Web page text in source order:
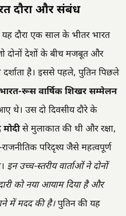
दौरा और संबंध
दौरा एक साल के भीतर भारत
दोनों देशों के बीच मजबूत और
दर्शाता है। इससे पहले, पुतिन पिछले
रूस वार्षिक शिखर सम्मेलन
थे। उस दो दिवसीय दौरे के
मोदीसे मुलाकात की थी और रक्षा,
परिदृश्य जैसे महत्वपूर्ण
इन उच्च-स्तरीय वार्ताओं ने दोनों
को नया आयाम दिया है और
में मदद की है।पुतिन की यह